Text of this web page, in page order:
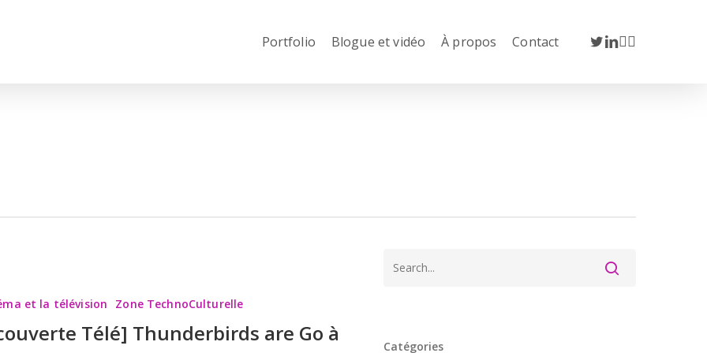
Portfolio Blogue et vidéo À propos Contact twitter
linkedin
youtube
instagram
et la télévision Zone TechnoCulturelle
Télé] Thunderbirds are Go à
Catégories